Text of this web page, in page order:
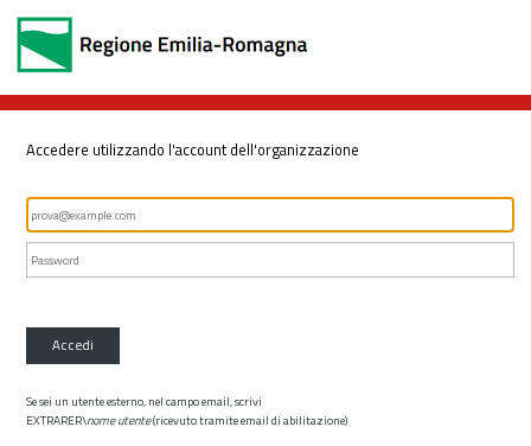
Accedere utilizzando l'account dell'organizzazione
Accedi
Se sei un utente esterno, nel campo email, scrivi
EXTRARER\nome utente(ricevuto tramite email di abilitazione)